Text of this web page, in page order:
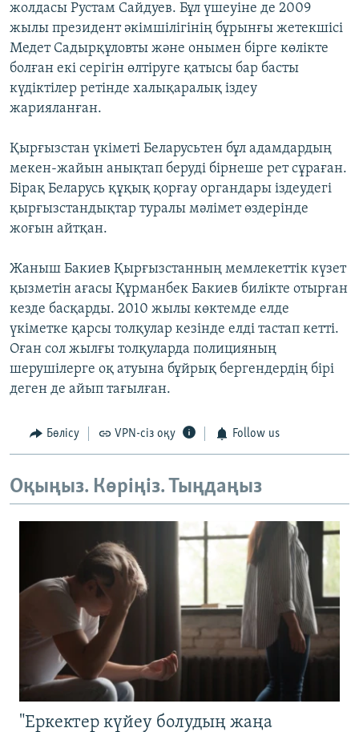
жолдасы Рустам Сайдуев. Бұл үшеуіне де 2009
жылы президент әкімшілігінің бұрынғы жетекшісі
Медет Садырқұловты және онымен бірге көлікте
болған екі серігін өлтіруге қатысы бар басты
күдіктілер ретінде халықаралық іздеу
жарияланған.
Қырғызстан үкіметі Беларусьтен бұл адамдардың
мекен-жайын анықтап беруді бірнеше рет сұраған.
Бірақ Беларусь құқық қорғау органдары іздеудегі
қырғызстандықтар туралы мәлімет өздерінде
жоғын айтқан.
Жаныш Бакиев Қырғызстанның мемлекеттік күзет
қызметін ағасы Құрманбек Бакиев билікте отырған
кезде басқарды. 2010 жылы көктемде елде
үкіметке қарсы толқулар кезінде елді тастап кетті.
Оған сол жылғы толқуларда полицияның
шерушілерге оқ атуына бұйрық бергендердің бірі
деген де айып тағылған.
Бөлісу VPN-сіз оқу Follow us
Оқыңыз. Көріңіз. Тыңдаңыз
"Еркектер күйеу болудың жаңа